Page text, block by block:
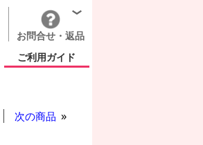
お問合せ・返品
ご利用ガイド
次の商品